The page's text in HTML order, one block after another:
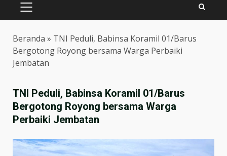
PRIMARY
MENU
Beranda » TNI Peduli, Babinsa Koramil 01/Barus
Bergotong Royong bersama Warga Perbaiki
Jembatan
TNI Peduli, Babinsa Koramil 01/Barus
Bergotong Royong bersama Warga
Perbaiki Jembatan